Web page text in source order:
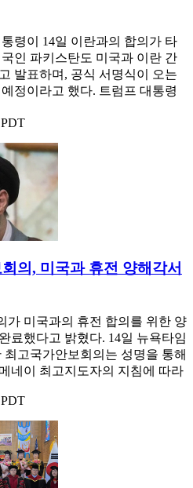
령이 14일 이란과의 합의가 타
인 파키스탄도 미국과 이란 간
발표하며, 공식 서명식이 오는
정이라고 했다. 트럼프 대통령
의, 미국과 휴전 양해각서
가 미국과의 휴전 합의를 위한 양
료했다고 밝혔다. 14일 뉴욕타임
고국가안보회의는 성명을 통해
네이 최고지도자의 지침에 따라